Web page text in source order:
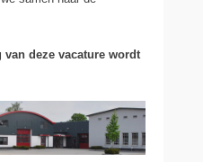
deze vacature wordt